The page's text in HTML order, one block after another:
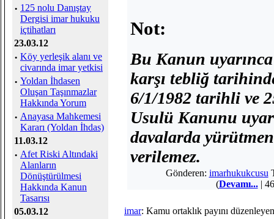
· 125 nolu Danıştay
Dergisi imar hukuku
içtihatları
23.03.12
· Köy yerleşik alanı ve
civarında imar yetkisi
· Yoldan İhdasen
Oluşan Taşınmazlar
Hakkında Yorum
· Anayasa Mahkemesi
Kararı (Yoldan İhdas)
11.03.12
· Afet Riski Altındaki
Alanların
Dönüştürülmesi
Hakkında Kanun
Tasarısı
05.03.12
Not:
Bu Kanun
karşı tebliğ
6/1/1982 tarihli ve
Usulü Kanunu
davalarda
verilemez.
Gönderen: imarhukukcusu
(Devamı...|
imar: Kamu ortaklık payını